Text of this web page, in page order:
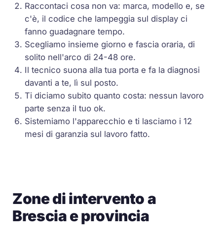
Raccontaci cosa non va: marca, modello e, se
c'è, il codice che lampeggia sul display ci
fanno guadagnare tempo.
Scegliamo insieme giorno e fascia oraria, di
solito nell'arco di 24-48 ore.
Il tecnico suona alla tua porta e fa la diagnosi
davanti a te, lì sul posto.
Ti diciamo subito quanto costa: nessun lavoro
parte senza il tuo ok.
Sistemiamo l'apparecchio e ti lasciamo i 12
mesi di garanzia sul lavoro fatto.
Zone di intervento a
Brescia e provincia